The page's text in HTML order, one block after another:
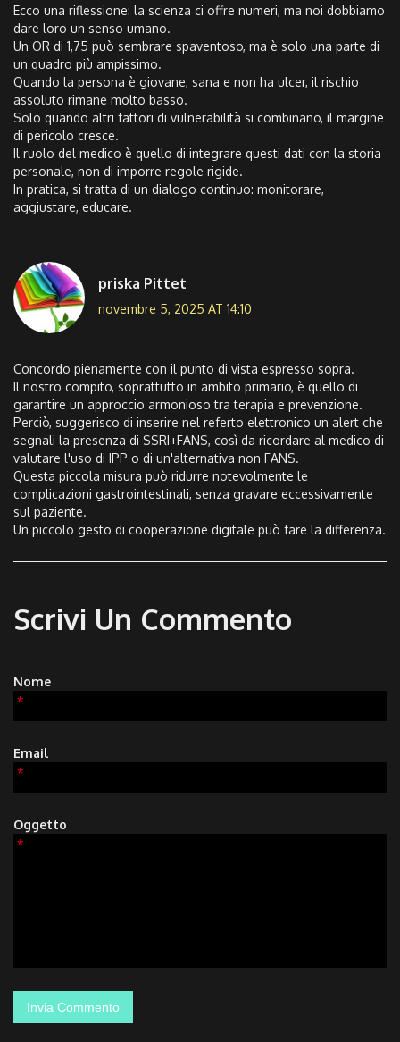
Ecco una riflessione: la scienza ci offre numeri, ma noi dobbiamo
dare loro un senso umano.
Un OR di 1,75 può sembrare spaventoso, ma è solo una parte di
un quadro più ampissimo.
Quando la persona è giovane, sana e non ha ulcer, il rischio
assoluto rimane molto basso.
Solo quando altri fattori di vulnerabilità si combinano, il margine
di pericolo cresce.
Il ruolo del medico è quello di integrare questi dati con la storia
personale, non di imporre regole rigide.
In pratica, si tratta di un dialogo continuo: monitorare,
aggiustare, educare.
priska Pittet
novembre 5, 2025 AT 14:10
Concordo pienamente con il punto di vista espresso sopra.
Il nostro compito, soprattutto in ambito primario, è quello di
garantire un approccio armonioso tra terapia e prevenzione.
Perciò, suggerisco di inserire nel referto elettronico un alert che
segnali la presenza di SSRI+FANS, così da ricordare al medico di
valutare l'uso di IPP o di un'alternativa non FANS.
Questa piccola misura può ridurre notevolmente le
complicazioni gastrointestinali, senza gravare eccessivamente
sul paziente.
Un piccolo gesto di cooperazione digitale può fare la differenza.
Scrivi Un Commento
Nome
*
Email
*
Oggetto
*